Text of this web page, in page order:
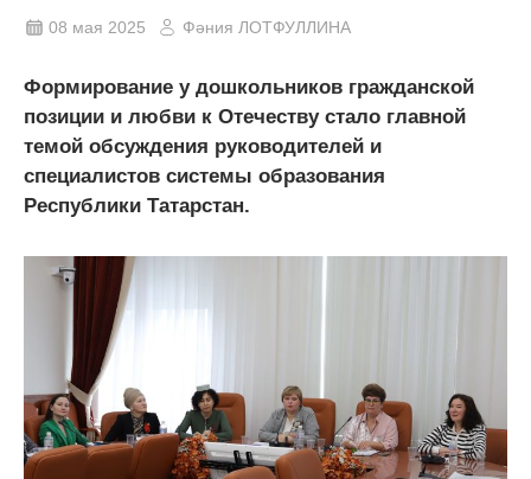
08 мая 2025 Фәния ЛОТФУЛЛИНА
Формирование у дошкольников гражданской
позиции и любви к Отечеству стало главной
темой обсуждения руководителей и
специалистов системы образования
Республики Татарстан.